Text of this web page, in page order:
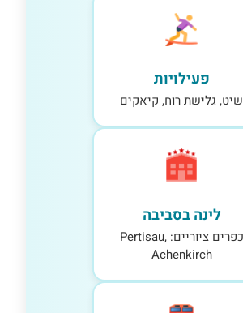
פעילויות
שיט, גלישת רוח, קיאקים
לינה בסביבה
כפרים ציוריים: Pertisau,
Achenkirch